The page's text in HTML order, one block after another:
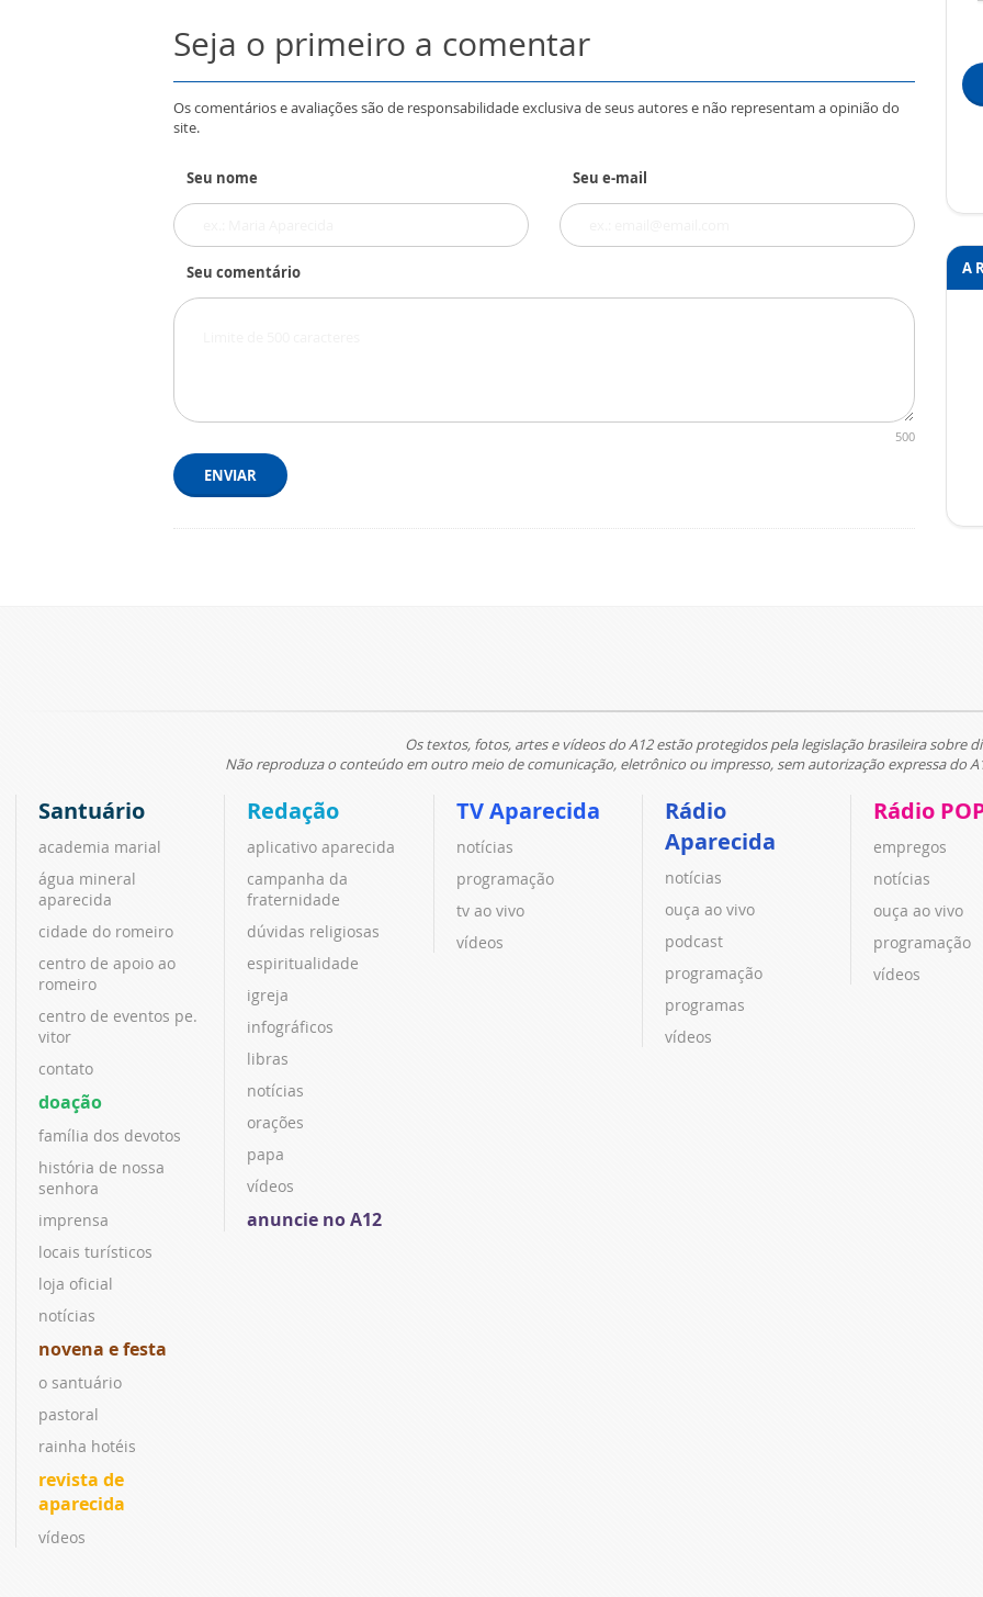
Seja o primeiro a comentar
Os comentários e avaliações são de responsabilidade exclusiva de seus autores e não representam a opinião do
site.
Seu nome Seu e-mail
Seu comentário
500
ENVIAR
A
Os textos, fotos, artes e vídeos do A12 estão protegidos pela legislação brasileira sobre
Não reproduza o conteúdo em outro meio de comunicação, eletrônico ou impresso, sem autorização expressa do
Santuário
academia marial
água mineral
aparecida
cidade do romeiro
centro de apoio ao
romeiro
centro de eventos pe.
vitor
contato
doação
família dos devotos
história de nossa
senhora
imprensa
locais turísticos
loja oficial
notícias
novena e festa
o santuário
pastoral
rainha hotéis
revista de
aparecida
vídeos
Redação
aplicativo aparecida
campanha da
fraternidade
dúvidas religiosas
espiritualidade
igreja
infográficos
libras
notícias
orações
papa
vídeos
anuncie no A12
TV Aparecida
notícias
programação
tv ao vivo
vídeos
Rádio
Aparecida
notícias
ouça ao vivo
podcast
programação
programas
vídeos
Rádio
empregos
notícias
ouça ao vivo
programação
vídeos